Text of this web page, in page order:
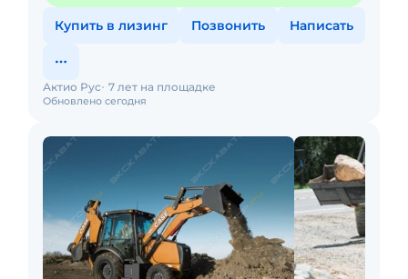
Купить в лизинг Позвонить Написать
Обновлено сегодня
Актио Рус 7 лет на площадке